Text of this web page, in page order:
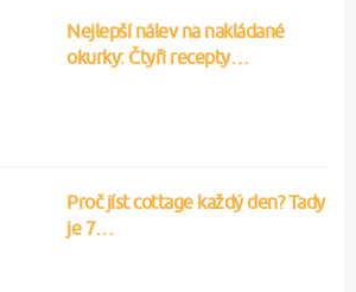
Nejlepší nálev na nakládané
okurky: Čtyři recepty…
Proč jíst cottage každý den? Tady
je 7…